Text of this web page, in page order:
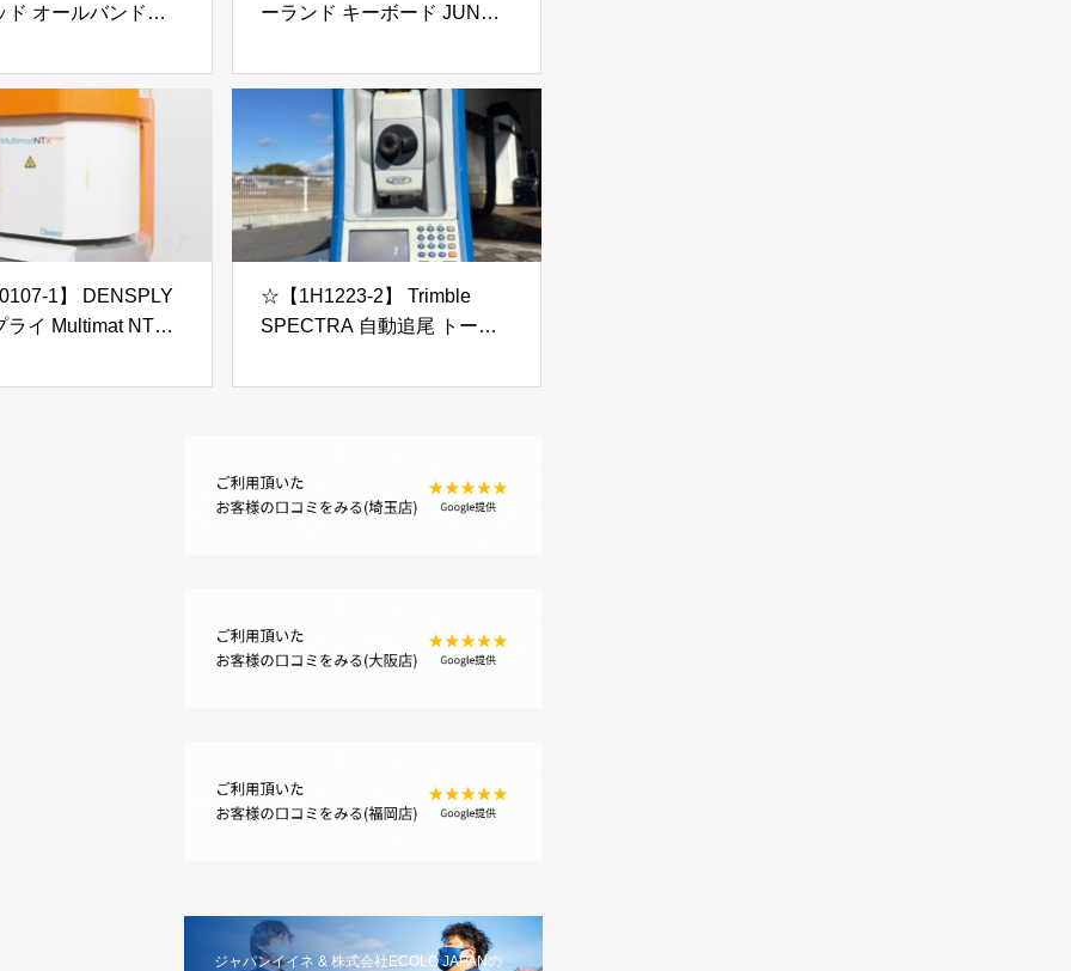
ド オールバンドト
43S ジャンク
ーランド キーボード JUNO-
1】 DENSPLY
ライ Multimat NTX
ャンク
☆【1H1223-2】 Trimble
SPECTRA 自動追尾 トータ
本体のみ ジャンク
ジャパンイイネ & 株式会社ECOLO JAPANの